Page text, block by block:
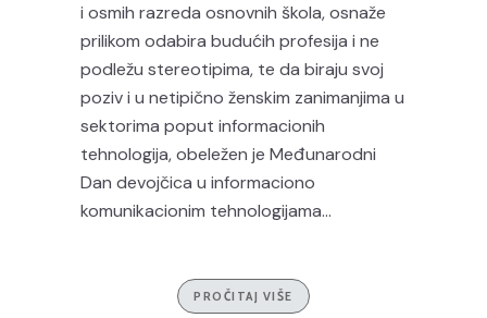
i osmih razreda osnovnih škola, osnaže
prilikom odabira budućih profesija i ne
podležu stereotipima, te da biraju svoj
poziv i u netipično ženskim zanimanjima u
sektorima poput informacionih
tehnologija, obeležen je Međunarodni
Dan devojčica u informaciono
komunikacionim tehnologijama...
PROČITAJ VIŠE